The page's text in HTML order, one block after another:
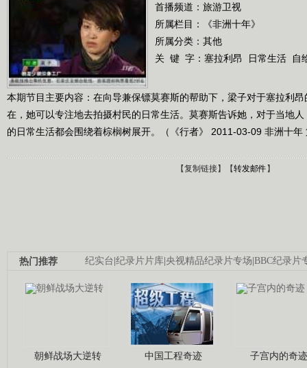
首播频道： 旅游卫视
所属栏目：
《非洲十年》
所属分类：其他
关 键 字： 塞拉利昂 日常生活 自
本期节目主要内容：在向导兼保镖莫赛斯的帮助下，梁子对于塞拉利
在，她可以专注地去拍摄村民的日常生活。莫赛斯告诉她，对于当地
的日常生活都会围绕着棕榈树展开。（《行者》 2011-03-09 非洲十年
【复制链接】【转发邮件】
纪实台|纪录片片库|央视精品纪录片专场|BBC纪录片
热门推荐
朝鲜战场大逆转 中国工程奇迹 子宫内的奇迹